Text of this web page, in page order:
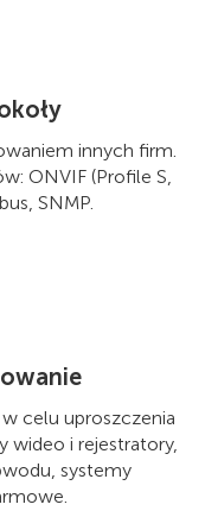
innych firm.
ONVIF (Profile S,
SNMP.
celu uproszczenia
wideo i rejestratory,
systemy